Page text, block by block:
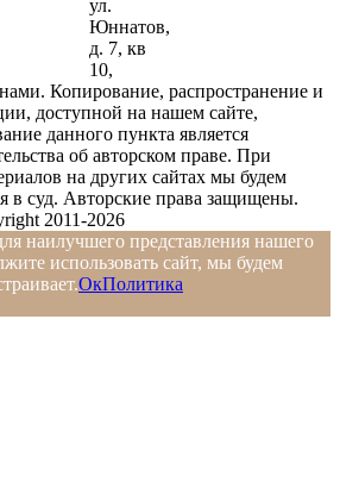
ул.
Юннатов,
д. 7, кв
10,
Копирование, распространение и
доступной на нашем сайте,
данного пункта является
об авторском праве. При
на других сайтах мы будем
в суд. Авторские права защищены.
2011-2026
наилучшего представления нашего
использовать сайт, мы будем
ОкПолитика